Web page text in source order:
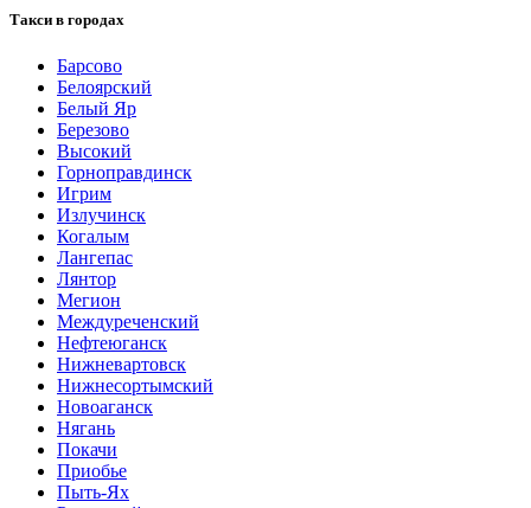
Такси в городах
Барсово
Белоярский
Белый Яр
Березово
Высокий
Горноправдинск
Игрим
Излучинск
Когалым
Лангепас
Лянтор
Мегион
Междуреченский
Нефтеюганск
Нижневартовск
Нижнесортымский
Новоаганск
Нягань
Покачи
Приобье
Пыть-Ях